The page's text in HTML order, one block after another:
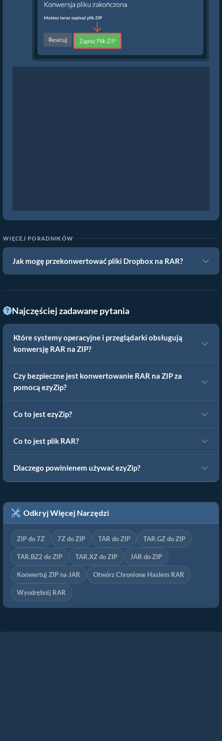
WIĘCEJ PORADNIKÓW
Jak mogę przekonwertować pliki Dropbox na RAR?
Najczęściej zadawane pytania
Które systemy operacyjne i przeglądarki obsługują
konwersję RAR na ZIP?
Czy bezpieczne jest konwertowanie RAR na ZIP za
pomocą ezyZip?
Co to jest ezyZip?
Co to jest plik RAR?
Dlaczego powinienem używać ezyZip?
Odkryj Więcej Narzędzi
ZIP do 7Z 7Z do ZIP TAR do ZIP TAR.GZ do ZIP
TAR.BZ2 do ZIP TAR.XZ do ZIP JAR do ZIP
Konwertuj ZIP na JAR Otwórz Chronione Hasłem RAR
Wyodrębnij RAR